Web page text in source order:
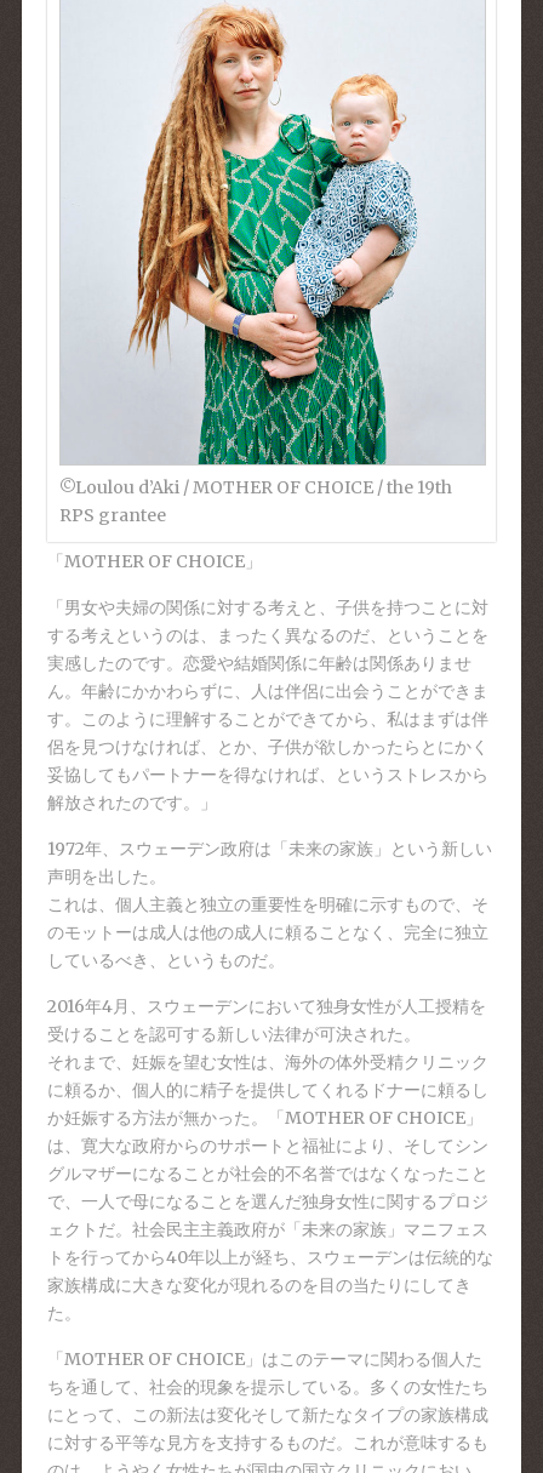
©︎Loulou d’Aki / MOTHER OF CHOICE / the 19th
RPS grantee
「MOTHER OF CHOICE」
「男女や夫婦の関係に対する考えと、子供を持つことに対
する考えというのは、まったく異なるのだ、ということを
実感したのです。恋愛や結婚関係に年齢は関係ありませ
ん。年齢にかかわらずに、人は伴侶に出会うことができま
す。このように理解することができてから、私はまずは伴
侶を見つけなければ、とか、子供が欲しかったらとにかく
妥協してもパートナーを得なければ、というストレスから
解放されたのです。」
1972年、スウェーデン政府は「未来の家族」という新しい
声明を出した。
これは、個人主義と独立の重要性を明確に示すもので、そ
のモットーは成人は他の成人に頼ることなく、完全に独立
しているべき、というものだ。
2016年4月、スウェーデンにおいて独身女性が人工授精を
受けることを認可する新しい法律が可決された。
それまで、妊娠を望む女性は、海外の体外受精クリニック
に頼るか、個人的に精子を提供してくれるドナーに頼るし
か妊娠する方法が無かった。「MOTHER OF CHOICE」
は、寛大な政府からのサポートと福祉により、そしてシン
グルマザーになることが社会的不名誉ではなくなったこと
で、一人で母になることを選んだ独身女性に関するプロジ
ェクトだ。社会民主主義政府が「未来の家族」マニフェス
トを行ってから40年以上が経ち、スウェーデンは伝統的な
家族構成に大きな変化が現れるのを目の当たりにしてき
た。
「MOTHER OF CHOICE」はこのテーマに関わる個人た
ちを通して、社会的現象を提示している。多くの女性たち
にとって、この新法は変化そして新たなタイプの家族構成
に対する平等な見方を支持するものだ。これが意味するも